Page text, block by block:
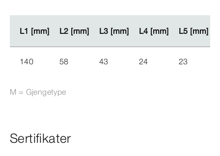
L1 [mm] L2 [mm] L3 [mm] L4 [mm] L5 [mm]
L1 [mm] L2 [mm] L3 [mm] L4 [mm] L5 [mm]
140 58 43 24 23
M = Gjengetype
Sertifikater